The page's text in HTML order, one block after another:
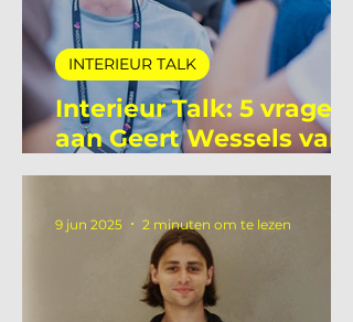
aan Geert Wessels van
Unlit Studio
INTERIEUR TALK
2 minuten om te lezen